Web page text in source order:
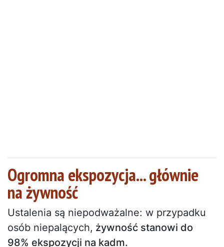
Ogromna ekspozycja... głównie
na żywność
Ustalenia są niepodważalne: w przypadku
osób niepalących, żywność stanowi do
98% ekspozycji na kadm.